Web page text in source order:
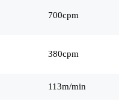
700cpm
380cpm
113m/min